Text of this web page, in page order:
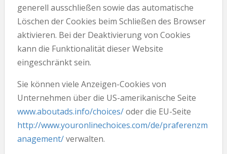
generell ausschließen sowie das automatische
Löschen der Cookies beim Schließen des Browser
aktivieren. Bei der Deaktivierung von Cookies
kann die Funktionalität dieser Website
eingeschränkt sein.
Sie können viele Anzeigen-Cookies von
Unternehmen über die US-amerikanische Seite
www.aboutads.info/choices/oder die EU-Seite
http://www.youronlinechoices.com/de/praferenzm
anagement/verwalten.